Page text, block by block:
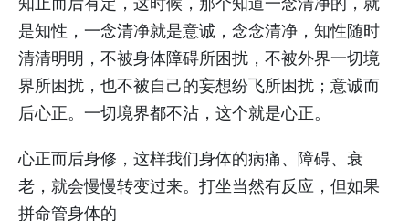
是知性，一念清净就是意诚，念念清净，知性随时
清清明明，不被身体障碍所困扰，不被外界一切境
界所困扰，也不被自己的妄想纷飞所困扰；意诚而
后心正。一切境界都不沾，这个就是心正。
心正而后身修，这样我们身体的病痛、障碍、衰
老，就会慢慢转变过来。打坐当然有反应，但如果
拼命管身体的